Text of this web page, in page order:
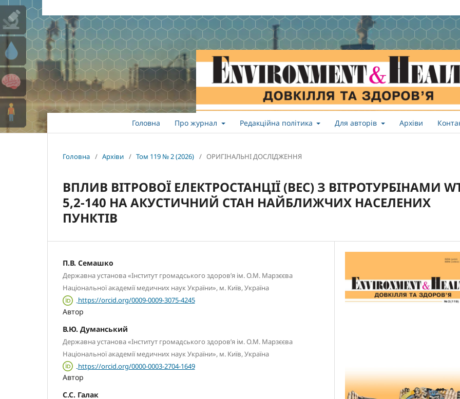
Головна Про журнал Редакційна політика Для авторів Архіви
Головна / Архіви / Том 119 № 2 (2026) / ОРИГІНАЛЬНІ ДОСЛІДЖЕННЯ
ВПЛИВ ВІТРОВОЇ ЕЛЕКТРОСТАНЦІЇ (ВЕС) З ВІТРОТУРБІНАМИ
5,2-140 НА АКУСТИЧНИЙ СТАН НАЙБЛИЖЧИХ НАСЕЛЕНИХ
ПУНКТІВ
П.В. Семашко
Державна установа «Інститут громадського здоров’я ім. О.М. Марзєєва
Національної академії медичних наук України», м. Київ, Україна
https://orcid.org/0009-0009-3075-4245
Автор
В.Ю. Думанський
Державна установа «Інститут громадського здоров’я ім. О.М. Марзєєва
Національної академії медичних наук України», м. Київ, Україна
https://orcid.org/0000-0003-2704-1649
Автор
С.С. Галак